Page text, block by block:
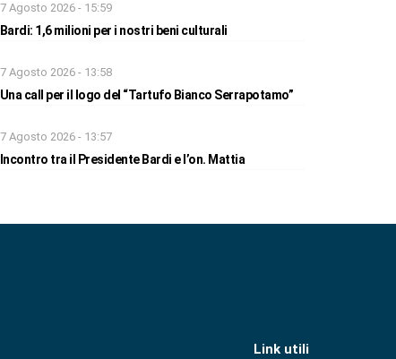
7 Agosto 2026 - 15:59
Bardi: 1,6 milioni per i nostri beni culturali
7 Agosto 2026 - 13:58
Una call per il logo del “Tartufo Bianco Serrapotamo”
7 Agosto 2026 - 13:57
Incontro tra il Presidente Bardi e l’on. Mattia
Link utili